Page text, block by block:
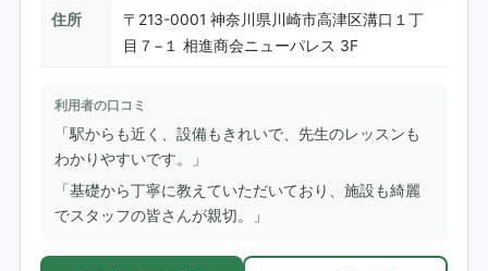
住所
〒213-0001 神奈川県川崎市高津区溝口１丁
目７−１ 相進商会ニューパレス 3F
利用者の口コミ
「駅からも近く、設備もきれいで、先生のレッスンも
わかりやすいです。」
「基礎から丁寧に教えていただいており、施設も綺麗
でスタッフの皆さんが親切。」